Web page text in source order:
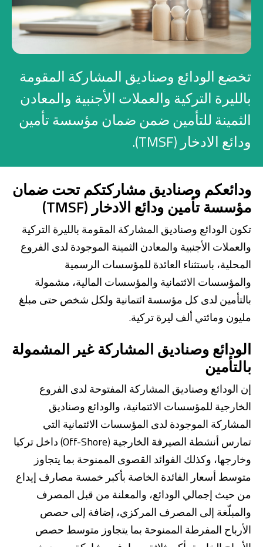
الفروع وأجهزة الصراف الآلي
رسوم المنتجات والخدمات
Türkçe
English
الفروع وأجهزة الصراف الآلي
رسوم المنتجات والخدمات
Türkçe
English
صناديق الاستثمار
بطاقة بزنس بلاس
المزايا الضريبية
الائتمان الإيجاري
تخضع الودائع وصناديق المشاركة المقومة
بالليرة التركية والعملات الأجنبية والمعادن
الثمينة للتأمين ضمن ضمان مؤسسة تأمين
ودائع الادخار (TMSF).
ودائعكم وصناديق مشاركتكم تحت ضمان
مؤسسة تأمين ودائع الادخار (TMSF)
تكون الودائع وصناديق المشاركة المقومة بالليرة التركية
والعملات الأجنبية والمعادن الثمينة الموجودة لدى الفروع
المحلية، باستثناء العائدة للمؤسسات الرسمية
والمؤسسات الائتمانية والمؤسسات المالية، مشمولة
بالتأمين لدى كل مؤسسة ائتمانية ولكل شخص حتى مبلغ
مليون ومائتي ألف ليرة تركية.
الودائع وصناديق المشاركة غير المشمولة
بالتأمين
إن الودائع وصناديق المشاركة المفتوحة لدى الفروع
الخارجية للمؤسسات الائتمانية، والودائع وصناديق
المشاركة الموجودة لدى المؤسسات الائتمانية التي
تمارس أنشطة الصيرفة الخارجية (Off-Shore) داخل تركيا
وخارجها، وكذلك الفوائد القصوى الممنوحة بما يتجاوز
متوسط أسعار الفائدة الخاصة بأكبر خمسة مصارف إيداع
من حيث إجمالي الودائع، والمعلنة من قبل المصرف
والمبلّغة إلى المصرف المركزي، إضافة إلى حصص
الأرباح المفرطة الممنوحة بما يتجاوز متوسط حصص